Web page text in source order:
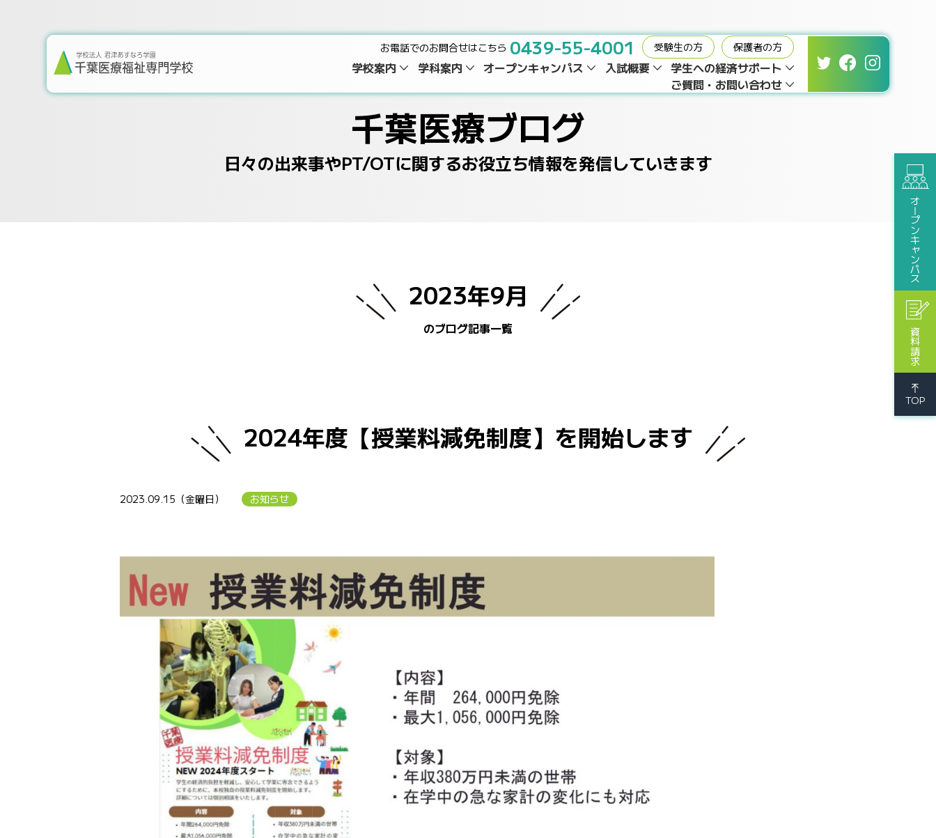
お電話でのお問合せはこちら 0439-55-4001 受験生の方 保護者の方
学校案内 学科案内 オープンキャンパス 入試概要
学生への経済サポート
ご質問・お問い合わせ
オープンキャンパス
資料請求
TOP
千葉医療ブログ
日々の出来事やPT/OTに関するお役立ち情報を発信していきます
2023年9月
のブログ記事一覧
2024年度【授業料減免制度】を開始します
2023.09.15（金曜日） お知らせ